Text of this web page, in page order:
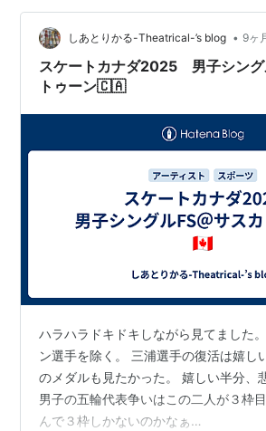
しあとりかる-Theatrical-’s blog • 9ヶ
スケートカナダ2025 男子シング
トゥーン🇨🇦
ハラハラドキドキしながら見てました
ン選手を除く。 三浦選手の復活は嬉し
のメダルも見たかった。 嬉しい半分、
男子の五輪代表争いはこの二人が３枠
んで３枠しかないのかなぁ…